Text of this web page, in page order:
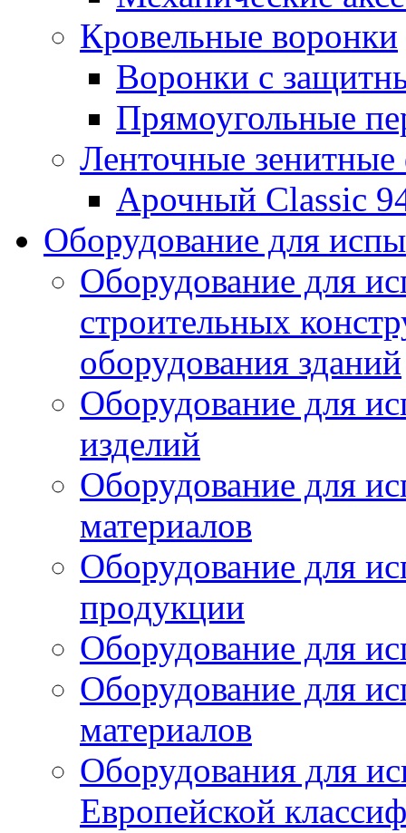
Кровельные воронки
Воронки с
Прямоугольные
Ленточные
Арочный Classic
Оборудование для
Оборудование для
строительных
оборудования зданий
Оборудование для
изделий
Оборудование для
материалов
Оборудование для
продукции
Оборудование для
Оборудование для
материалов
Оборудования для
Европейской